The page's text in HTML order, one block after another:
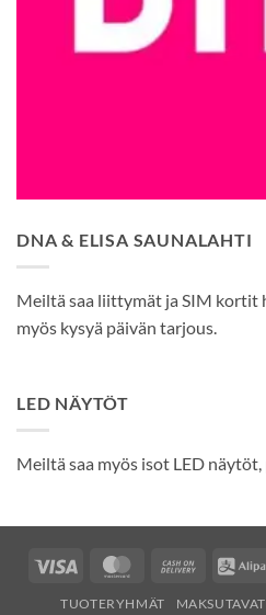
DNA & ELISA SAUNALAHTI
Meiltä saa liittymät ja SIM kortit
myös kysyä päivän tarjous.
LED NÄYTÖT
Meiltä saa myös isot LED
Visa MasterCardCash
TUOTERYHMÄT